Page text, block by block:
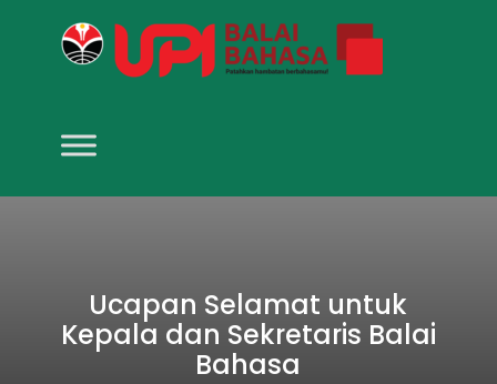
Ucapan Selamat untuk
Kepala dan Sekretaris Balai
Bahasa